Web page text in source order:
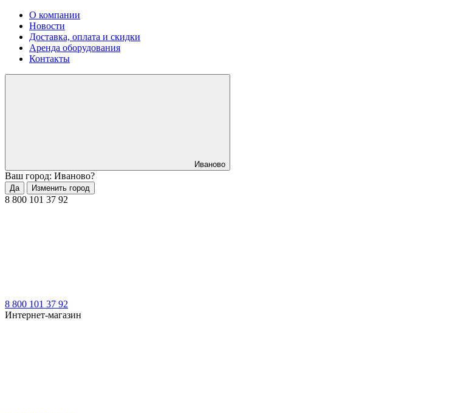
О компании
Новости
Доставка, оплата и скидки
Аренда оборудования
Контакты
Иваново
Ваш город: Иваново?
Да Изменить город
8 800 101 37 92
8 800 101 37 92
Интернет-магазин